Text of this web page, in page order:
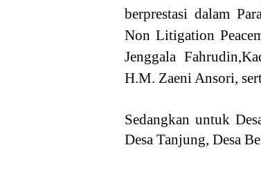
berprestasi dalam
Non Litigation
Jenggala
H.M. Zaeni Ansori,
Sedangkan untuk
Desa Tanjung, Desa